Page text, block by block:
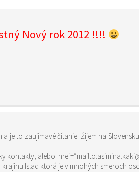
Nový rok 2012 !!!!
je to zaujímavé čítanie. Žijem na
asimina.webnode.sk a tam sú aj všetky
Islad ktorá je v mnohých smeroch